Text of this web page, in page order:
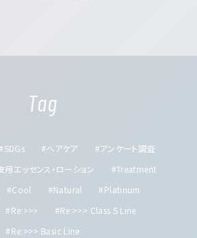
Tag
#ヘアケア
#アンケート調査
用エッセンス・ローション
#Treatment
#Cool #Natural
#Platinum
#Re:>>>
#Re:>>> Class S Line
#Re:>>> Basic Line